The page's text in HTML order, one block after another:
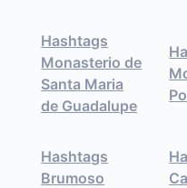
Hashtags
Monasterio de
Santa Maria
de Guadalupe
Hashtags
Brumoso